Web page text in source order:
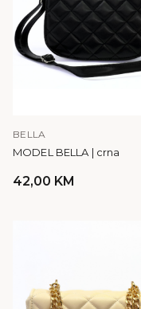
BELLA
MODEL BELLA | crna
42,00 KM